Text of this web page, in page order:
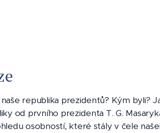
republika prezidentů? Kým byli?
od prvního prezidenta T. G.
osobností, které stály v čele